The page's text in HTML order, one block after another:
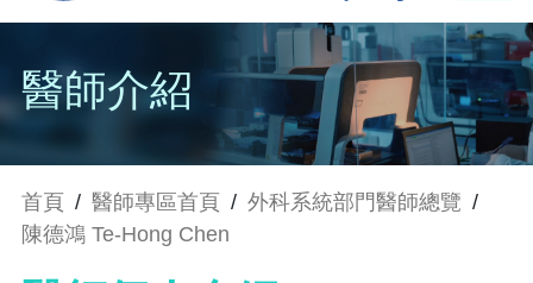
醫師介紹
首頁 / 醫師專區首頁 / 外科系統部門醫師總覽 /
陳德鴻 Te-Hong Chen